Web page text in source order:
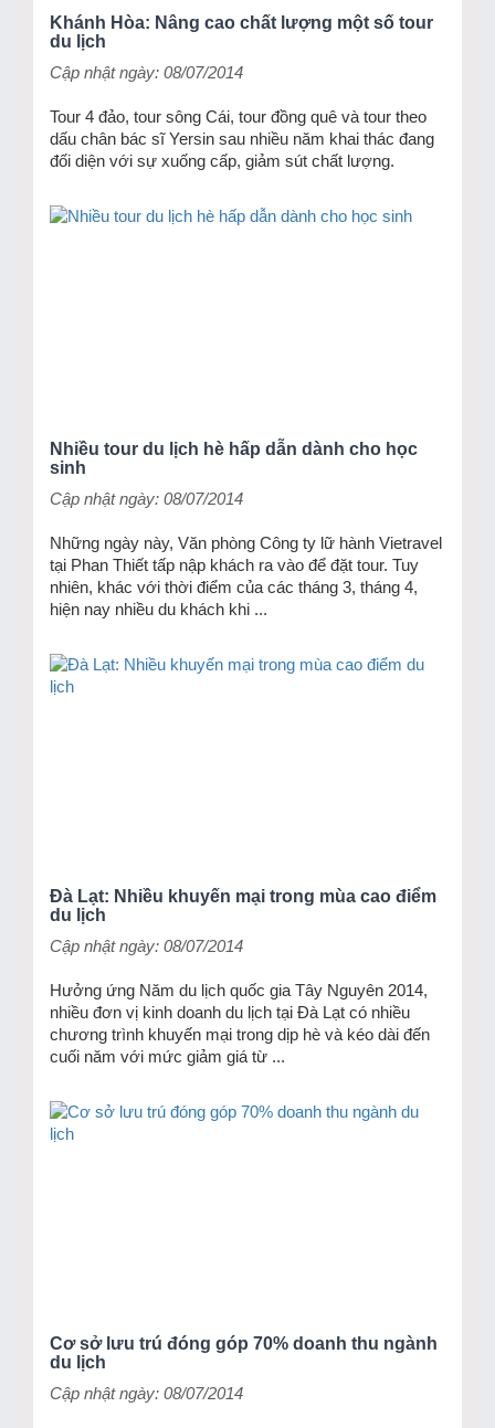
Khánh Hòa: Nâng cao chất lượng một số tour
du lịch
Cập nhật ngày: 08/07/2014
Tour 4 đảo, tour sông Cái, tour đồng quê và tour theo
dấu chân bác sĩ Yersin sau nhiều năm khai thác đang
đối diện với sự xuống cấp, giảm sút chất lượng.
Nhiều tour du lịch hè hấp dẫn dành cho học
sinh
Cập nhật ngày: 08/07/2014
Những ngày này, Văn phòng Công ty lữ hành Vietravel
tại Phan Thiết tấp nập khách ra vào để đặt tour. Tuy
nhiên, khác với thời điểm của các tháng 3, tháng 4,
hiện nay nhiều du khách khi ...
Đà Lạt: Nhiều khuyến mại trong mùa cao điểm
du lịch
Cập nhật ngày: 08/07/2014
Hưởng ứng Năm du lịch quốc gia Tây Nguyên 2014,
nhiều đơn vị kinh doanh du lịch tại Đà Lạt có nhiều
chương trình khuyến mại trong dịp hè và kéo dài đến
cuối năm với mức giảm giá từ ...
Cơ sở lưu trú đóng góp 70% doanh thu ngành
du lịch
Cập nhật ngày: 08/07/2014